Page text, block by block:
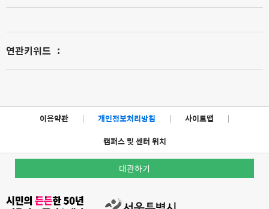
연관키워드 :
이용약관 | 개인정보처리방침 | 사이트맵
|
캠퍼스 및 센터 위치
대관하기